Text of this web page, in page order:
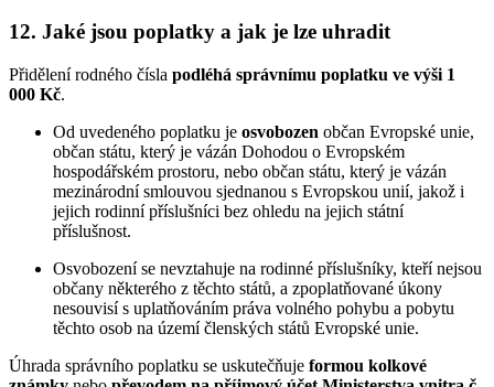
12. Jaké jsou poplatky a jak je lze uhradit
Přidělení rodného čísla podléhá správnímu poplatku ve výši 1
000 Kč.
Od uvedeného poplatku je osvobozen občan Evropské unie,
občan státu, který je vázán Dohodou o Evropském
hospodářském prostoru, nebo občan státu, který je vázán
mezinárodní smlouvou sjednanou s Evropskou unií, jakož i
jejich rodinní příslušníci bez ohledu na jejich státní
příslušnost.
Osvobození se nevztahuje na rodinné příslušníky, kteří nejsou
občany některého z těchto států, a zpoplatňované úkony
nesouvisí s uplatňováním práva volného pohybu a pobytu
těchto osob na území členských států Evropské unie.
Úhrada správního poplatku se uskutečňuje formou kolkové